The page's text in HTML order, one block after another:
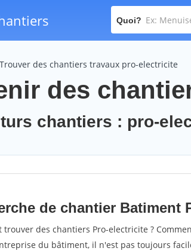
Quoi?
Trouver des chantiers travaux pro-electricite
des
chantiers : pro-
de chantier Batiment
trouver des chantiers Pro-electricite ?
du bâtiment, il n'est pas toujours